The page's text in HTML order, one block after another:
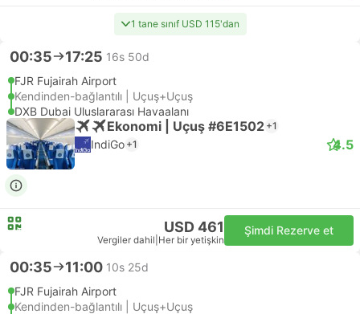
1 tane sınıf USD 115'dan
00:35 17:25 16s 50d
FJR Fujairah Airport
Kendinden-bağlantılı | Uçuş+Uçuş
DXB Dubai Uluslararası Havaalanı
Ekonomi | Uçuş #6E1502 +1
IndiGo +1 4.5
USD 461
Vergiler dahil Her bir yetişkin
Şimdi Rezerve et
00:35 11:00 10s 25d
FJR Fujairah Airport
Kendinden-bağlantılı | Uçuş+Uçuş